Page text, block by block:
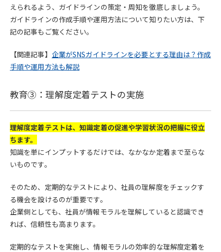
えられるよう、ガイドラインの策定・周知を徹底しましょう。
ガイドラインの作成手順や運用方法について知りたい方は、下
記の記事もご覧ください。
【関連記事】 企業がSNSガイドラインを必要とする理由は？作成
手順や運用方法も解説
教育③：理解度定着テストの実施
理解度定着テストは、知識定着の促進や学習状況の把握に役立
ちます。
知識を単にインプットするだけでは、なかなか定着まで至らな
いものです。
そのため、定期的なテストにより、社員の理解度をチェックす
る機会を設けるのが重要です。
企業側としても、社員が情報モラルを理解していると認識でき
れば、信頼性も高まります。
定期的なテストを実施し、情報モラルの効率的な理解度定着を